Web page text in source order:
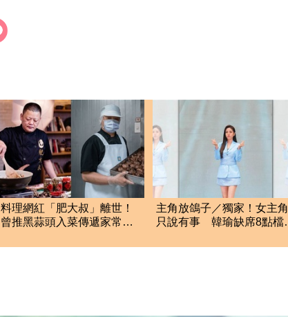
料理網紅「肥大叔」離世！
曾推黑蒜頭入菜傳遞家常
主角放鴿子／獨家！女主角
只說有事 韓瑜缺席8點檔